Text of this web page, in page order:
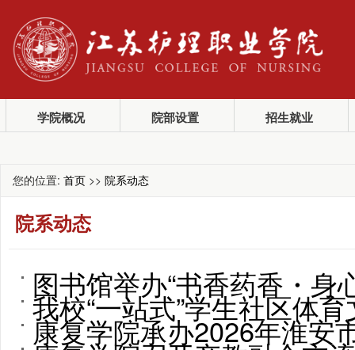
学院概况 院部设置 招生就业
您的位置: 首页 >> 院系动态
院系动态
图书馆举办“书香药香・
我校“一站式”学生社区体
康复学院承办2026年淮安